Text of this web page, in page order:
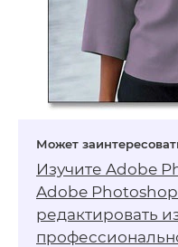
Изучите Adobe
Adobe Photoshop
редактировать